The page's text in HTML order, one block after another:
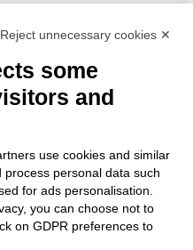
Reject unnecessary cookies ✕
some
and
use cookies and similar
personal data such
for ads personalisation.
you can choose not to
on GDPR preferences to